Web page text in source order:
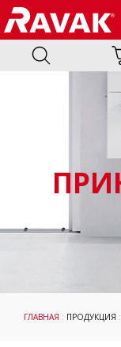
ГЛАВНАЯ : ПРОДУКЦИЯ :